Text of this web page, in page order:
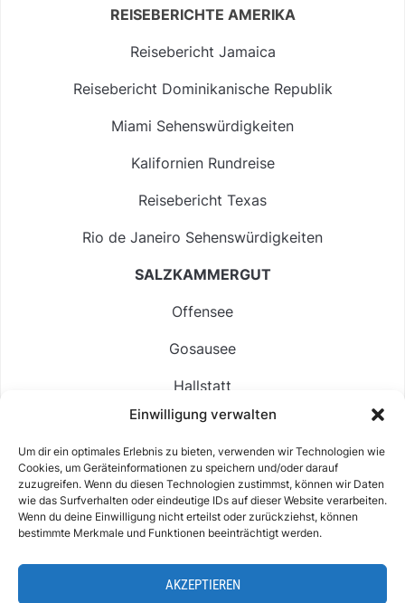
Einwilligung verwalten
Um dir ein optimales Erlebnis zu bieten, verwenden wir Technologien wie
Cookies, um Geräteinformationen zu speichern und/oder darauf
zuzugreifen. Wenn du diesen Technologien zustimmst, können wir Daten
wie das Surfverhalten oder eindeutige IDs auf dieser Website verarbeiten.
Wenn du deine Einwilligung nicht erteilst oder zurückziehst, können
bestimmte Merkmale und Funktionen beeinträchtigt werden.
AKZEPTIEREN
REISEBERICHTE AMERIKA
Reisebericht Jamaica
Reisebericht Dominikanische Republik
Miami Sehenswürdigkeiten
Kalifornien Rundreise
Reisebericht Texas
Rio de Janeiro Sehenswürdigkeiten
SALZKAMMERGUT
Offensee
Gosausee
Hallstatt
Langbathsee
Altausseer See
Hintersee
IMPRESSUM & KONTAKT